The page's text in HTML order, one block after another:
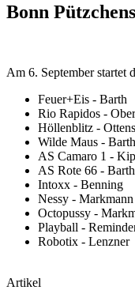
Bonn
Am 6. September startet
Feuer+Eis - Barth
Rio Rapidos -
Höllenblitz - Ottens
Wilde Maus - Barth
AS Camaro 1 -
AS Rote 66 - Barth
Intoxx - Benning
Nessy - Markmann
Octopussy -
Playball -
Robotix - Lenzner
Artikel